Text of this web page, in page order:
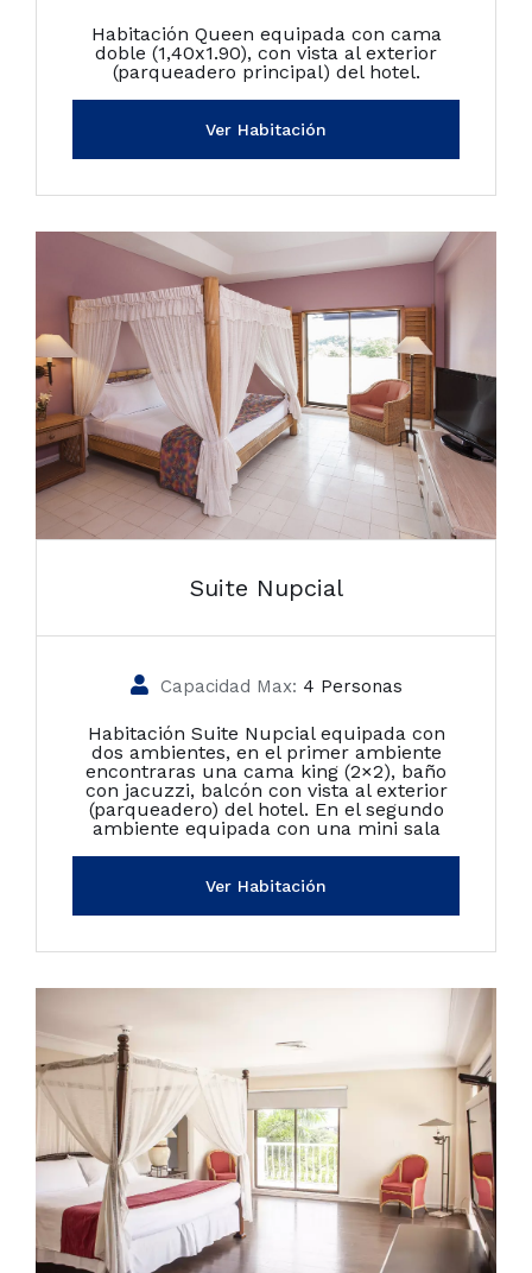
Habitación Queen equipada con cama
doble (1,40x1.90), con vista al exterior
(parqueadero principal) del hotel.
Ver Habitación
Suite Nupcial
Capacidad Max: 4 Personas
Habitación Suite Nupcial equipada con
dos ambientes, en el primer ambiente
encontraras una cama king (2×2), baño
con jacuzzi, balcón con vista al exterior
(parqueadero) del hotel. En el segundo
ambiente equipada con una mini sala
Ver Habitación